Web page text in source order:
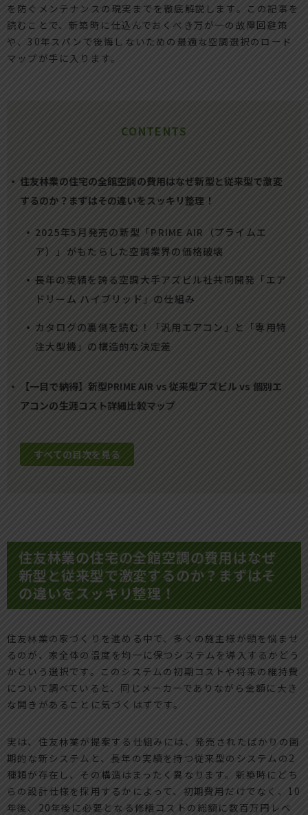
を防ぐメンテナンスの現実までを徹底解説します。この記事を
読むことで、新築時に仕込んでおくべき万が一の故障回避策
や、30年スパンで後悔しないための最適な空調選択のロード
マップが手に入ります。
CONTENTS
住友林業の住宅の全館空調の費用はなぜ新型と従来型で激変
するのか？まずはその違いをスッキリ整理！
2025年5月発売の新型「PRIME AIR（プライムエ
ア）」がもたらした空調業界の価格破壊
長年の実績を誇る空調大手アズビル社共同開発「エア
ドリーム ハイブリッド」の仕組み
カタログの裏側を読む！「汎用エアコン」と「専用特
注大型機」の構造的な決定差
【一目で納得】新型PRIME AIR vs 従来型アズビル vs 個別エ
アコンの生涯コスト詳細比較マップ
すべての目次を見る
住友林業の住宅の全館空調の費用はなぜ
新型と従来型で激変するのか？まずはそ
の違いをスッキリ整理！
住友林業の家づくりを進める中で、多くの施主様が頭を悩ませ
るのが、家全体の温度を均一に保つシステムを導入するかどう
かという選択です。このシステムの初期コストや将来の維持費
について調べていると、同じメーカーでありながら金額に大き
な開きがあることに気づくはずです。
実は、住友林業が提案する仕組みには、発売されたばかりの画
期的な新システムと、長年の実績を持つ従来型のシステムの2
種類が存在し、その構造はまったく異なります。新築時にどち
らの設計仕様を採用するかによって、初期費用だけでなく、10
年後、20年後に必要となる修繕コストの総額に数百万円レベ